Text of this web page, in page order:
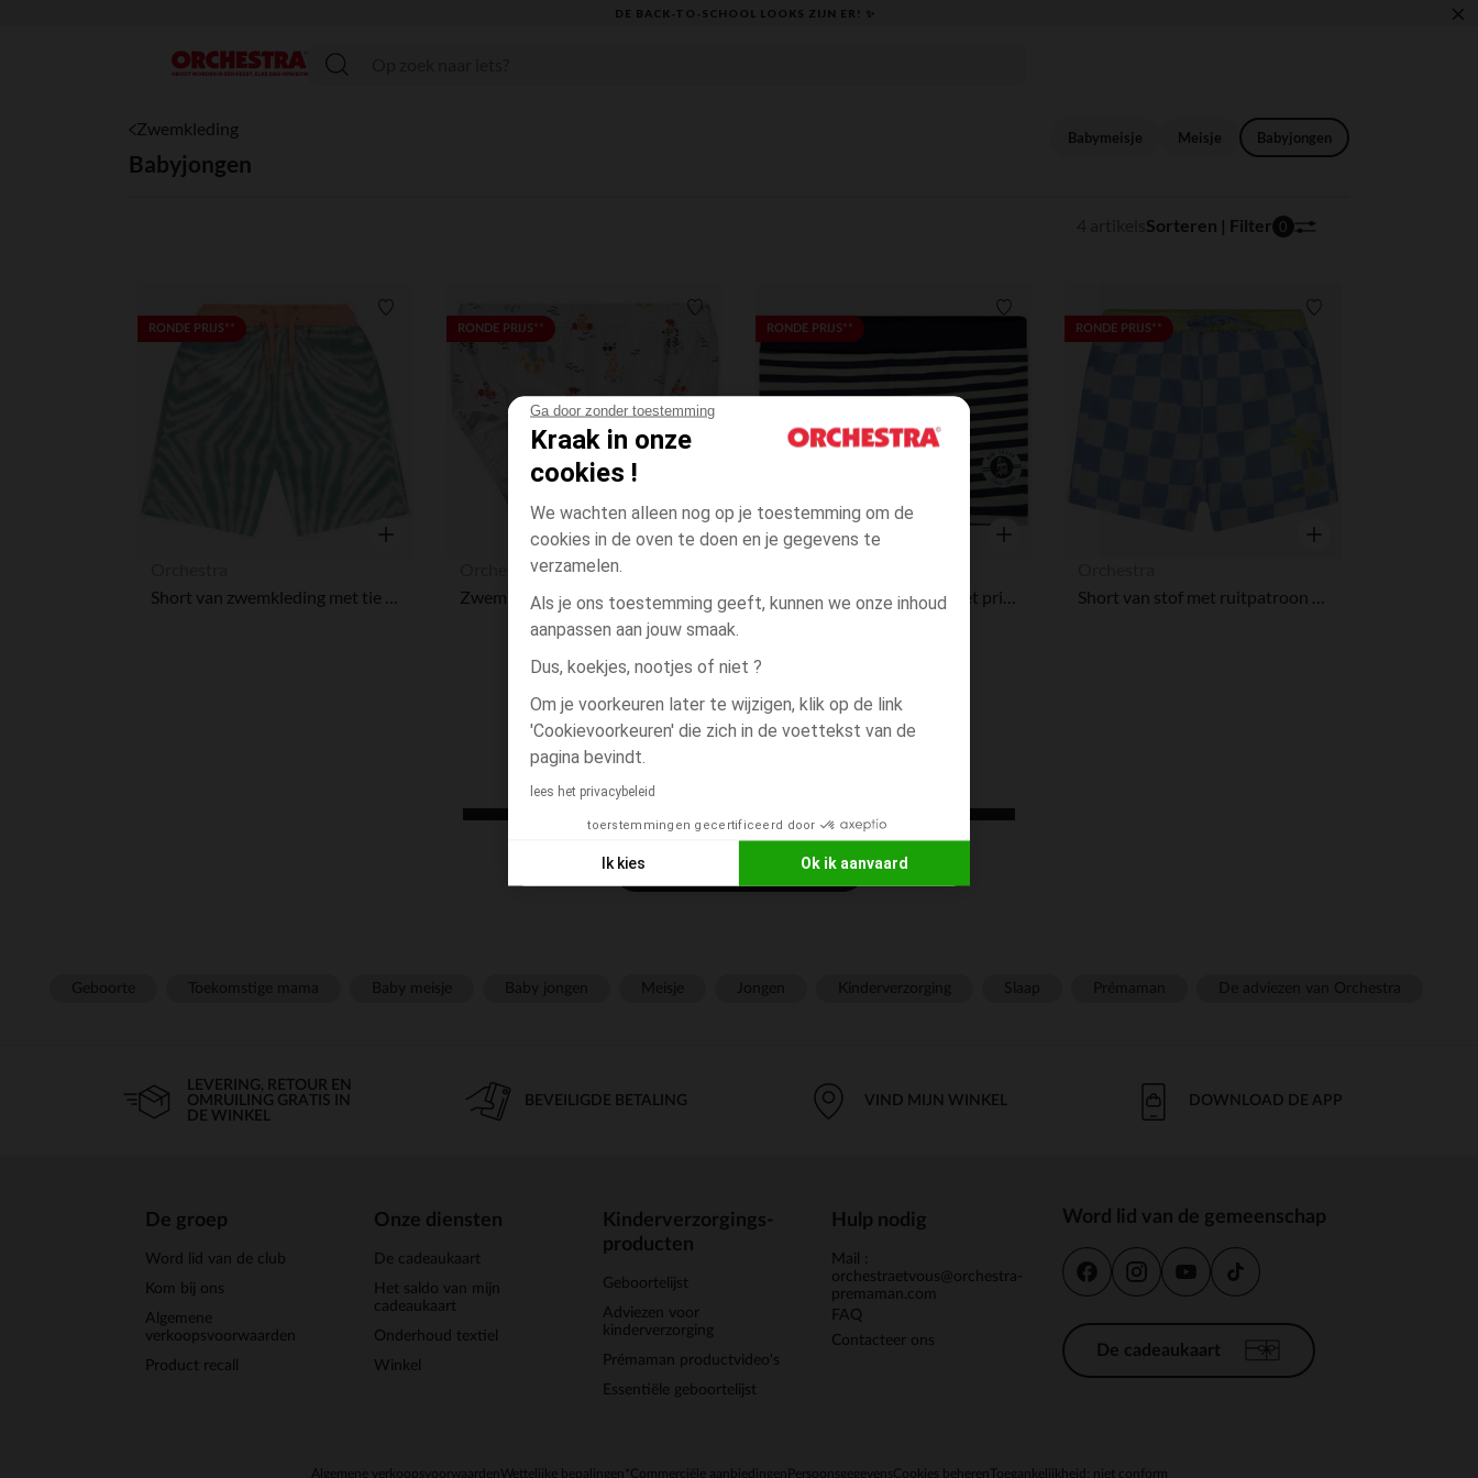
Ga door zonder toestemming
Kraak in onze
cookies !
We wachten alleen nog op je toestemming om de
cookies in de oven te doen en je gegevens te
verzamelen.
Als je ons toestemming geeft, kunnen we onze inhoud
aanpassen aan jouw smaak.
Dus, koekjes, nootjes of niet ?
Om je voorkeuren later te wijzigen, klik op de link
'Cookievoorkeuren' die zich in de voettekst van de
pagina bevindt.
lees het privacybeleid
toerstemmingen gecertificeerd door
Ik kies Ok ik aanvaard
Axeptio consent
Toestemmingsbeheerplatform: Personaliseer uw opties
DE BACK-TO-SCHOOL LOOKS ZIJN ER! ✨ ×
menu
Zwemkleding
Babyjongen
Babymeisje Meisje Babyjongen
Sorteren | Filter 0
RONDE PRIJS** Verlanglijstje.
Short van zwemkleding met tie & dye-effect voor babyjongen
RONDE PRIJS** Verlanglijstje.
Orchestra
Zwembroekje met dierenprint voor baby jongen
RONDE PRIJS** Verlanglijstje.
Gestreepte zwembroek met print zeilboot voor baby jongen
RONDE PRIJS**
Short van stof met ruitpatroon en palmprint voor babyjongen
ZIE MEER COLECTIES
LEVERING, RETOUR EN
OMRUILING GRATIS IN
DE WINKEL
BEVEILIGDE BETALING VIND MIJN WINKEL DOWNLOAD DE APP
De groep
Word lid van de club
Kom bij ons
Algemene
verkoopsvoorwaarden
Product recall
Onze diensten
De cadeaukaart
Het saldo van mijn
cadeaukaart
Onderhoud textiel
Winkel
Kinderverzorgings-
producten
Geboortelijst
Adviezen voor
kinderverzorging
Prémaman productvideo's
Essentiële geboortelijst
Hulp nodig
Mail :
orchestraetvous@orchestra-
premaman.com
FAQ
Contacteer ons
Word lid van de gemeenschap
De cadeaukaart
Algemene verkoopsvoorwaardenWettelijke bepalingen *Commerciële aanbiedingen Persoonsgegevens Cookies beheren Toegankelijkheid: niet conform